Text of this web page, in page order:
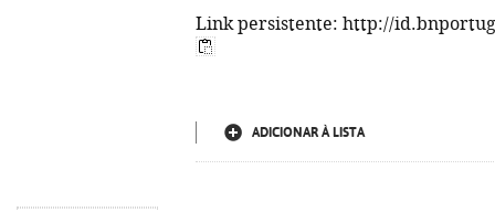
Link persistente: http://
ADICIONAR À LISTA